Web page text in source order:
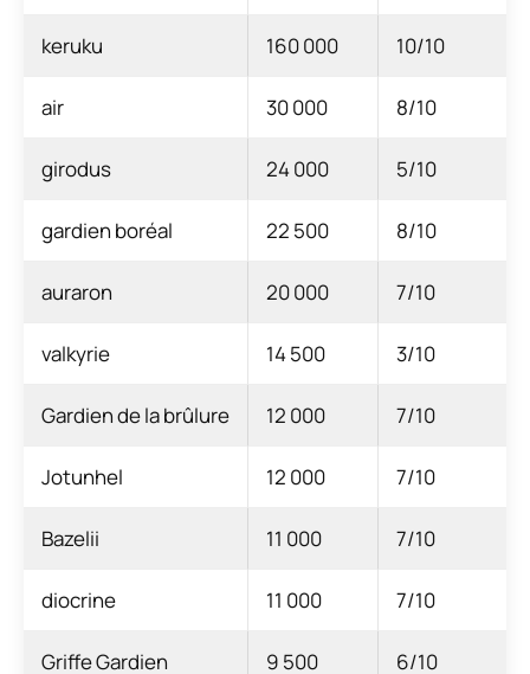
keruku 160 000 10/10
air 30 000 8/10
girodus 24 000 5/10
gardien boréal 22 500 8/10
auraron 20 000 7/10
valkyrie 14 500 3/10
Gardien de la brûlure 12 000 7/10
Jotunhel 12 000 7/10
Bazelii 11 000 7/10
diocrine 11 000 7/10
Griffe Gardien 9 500 6/10